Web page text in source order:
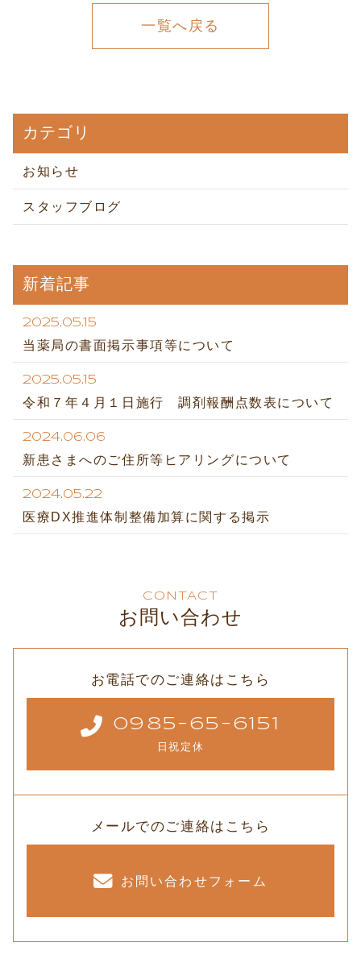
一覧へ戻る
カテゴリ
お知らせ
スタッフブログ
新着記事
2025.05.15
当薬局の書面掲示事項等について
2025.05.15
令和７年４月１日施行 調剤報酬点数表について
2024.06.06
新患さまへのご住所等ヒアリングについて
2024.05.22
医療DX推進体制整備加算に関する掲示
CONTACT
お問い合わせ
お電話でのご連絡はこちら
0985-65-6151
日祝定休
メールでのご連絡はこちら
お問い合わせフォーム